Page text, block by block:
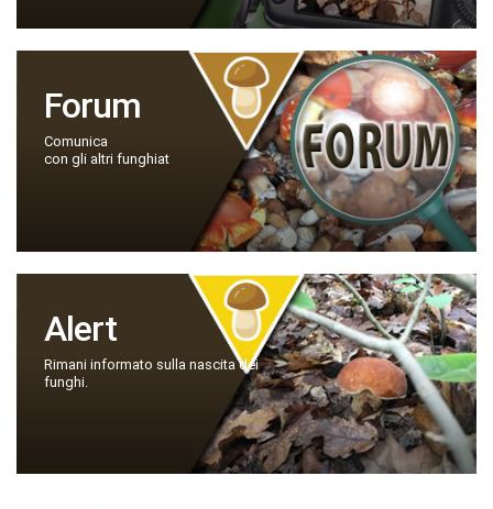
Forum
Comunica
con gli altri funghiat
Alert
Rimani informato sulla nascita dei
funghi.